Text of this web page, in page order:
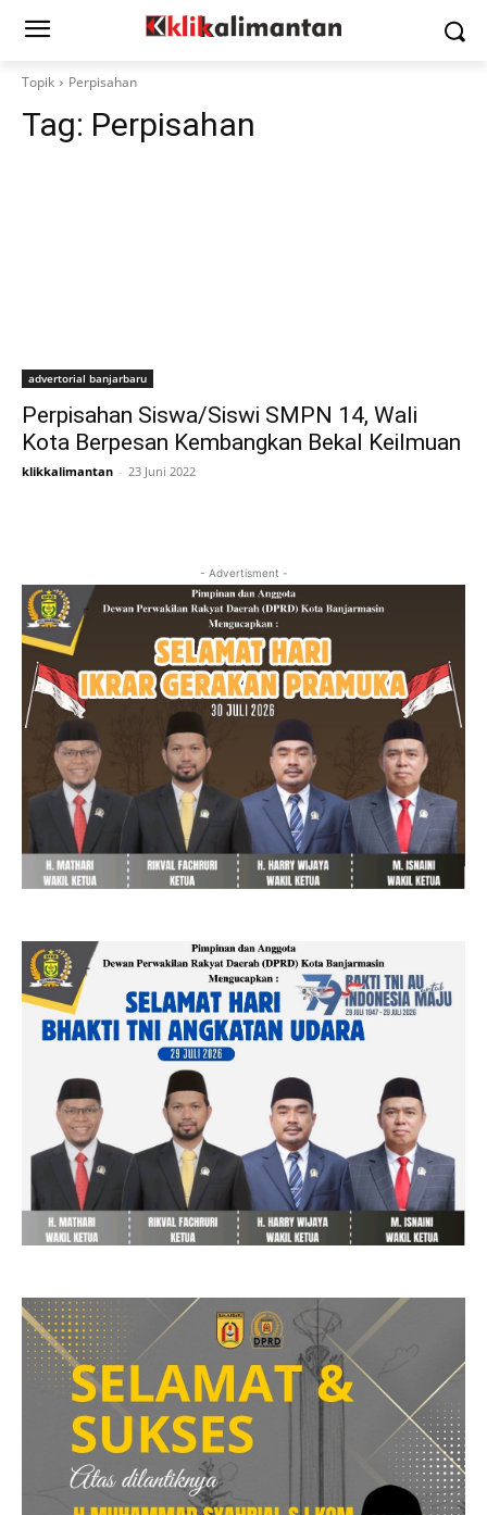
Topik Perpisahan
Tag: Perpisahan
advertorial banjarbaru
Perpisahan Siswa/Siswi SMPN 14, Wali
Kota Berpesan Kembangkan Bekal Keilmuan
klikkalimantan - 23 Juni 2022
- Advertisment -